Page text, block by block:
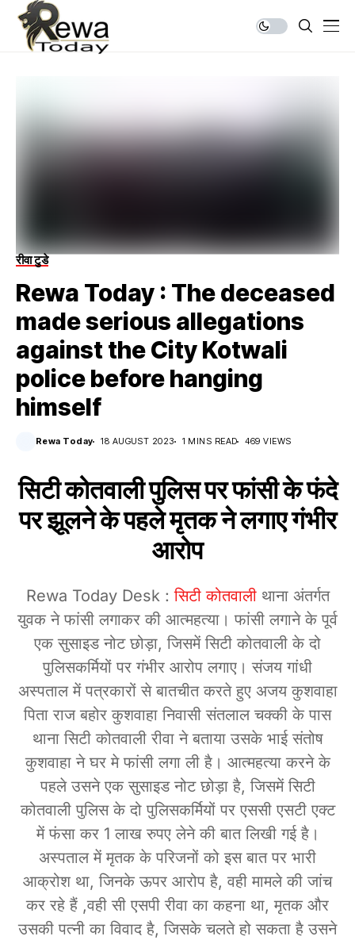
रीवा टुडे
Rewa Today : The deceased
made serious allegations
against the City Kotwali
police before hanging
himself
Rewa Today 18 AUGUST 2023 1 MINS READ 469 VIEWS
सिटी कोतवाली पुलिस पर फांसी के फंदे
पर झूलने के पहले मृतक ने लगाए गंभीर
आरोप
Rewa Today Desk : सिटी कोतवालीथाना अंतर्गत
युवक ने फांसी लगाकर की आत्महत्या। फांसी लगाने के पूर्व
एक सुसाइड नोट छोड़ा, जिसमें सिटी कोतवाली के दो
पुलिसकर्मियों पर गंभीर आरोप लगाए। संजय गांधी
अस्पताल में पत्रकारों से बातचीत करते हुए अजय कुशवाहा
पिता राज बहोर कुशवाहा निवासी संतलाल चक्की के पास
थाना सिटी कोतवाली रीवा ने बताया उसके भाई संतोष
कुशवाहा ने घर मे फांसी लगा ली है। आत्महत्या करने के
पहले उसने एक सुसाइड नोट छोड़ा है, जिसमें सिटी
कोतवाली पुलिस के दो पुलिसकर्मियों पर एससी एसटी एक्ट
में फंसा कर 1 लाख रुपए लेने की बात लिखी गई है।
अस्पताल में मृतक के परिजनों को इस बात पर भारी
आक्रोश था, जिनके ऊपर आरोप है, वही मामले की जांच
कर रहे हैं ,वही सी एसपी रीवा का कहना था, मृतक और
उसकी पत्नी का विवाद है, जिसके चलते हो सकता है उसने